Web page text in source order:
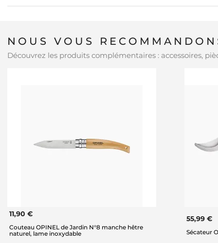
NOUS VOUS
Découvrez les produits complémentaires : accessoires,
11,90 €
Couteau OPINEL de Jardin N°8 manche hêtre
naturel, lame inoxydable
55,99 €
Sécateur